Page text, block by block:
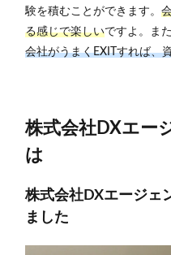
験を積むことができます。
る感じで楽しいですよ。また
会社がうまくEXITすれば、
株式会社DXエー
は
株式会社DXエージェ
ました